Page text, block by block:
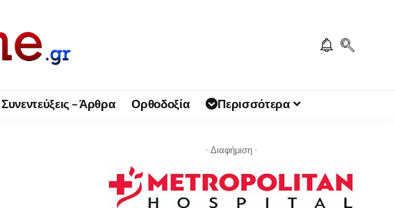
Συνεντεύξεις – Άρθρα Ορθοδοξία Περισσότερα
- Διαφήμιση -